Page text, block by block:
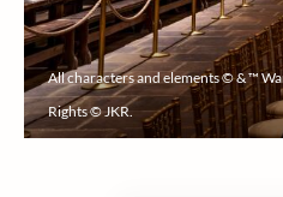
All characters and elements © & ™
Rights © JKR.